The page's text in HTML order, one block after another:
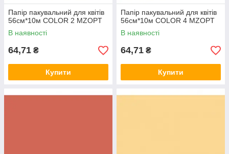
Папір пакувальний для квітів
56см*10м COLOR 2 MZOPT
В наявності
64,71 ₴
Купити
Папір пакувальний для квітів
56см*10м COLOR 4 MZOPT
В наявності
64,71 ₴
Купити